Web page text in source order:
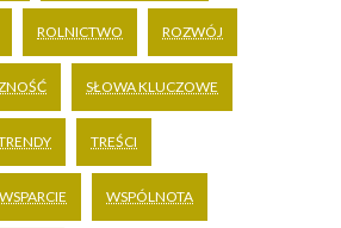
ROLNICTWO ROZWÓJ
SŁOWA KLUCZOWE
TREŚCI
WSPARCIE WSPÓLNOTA